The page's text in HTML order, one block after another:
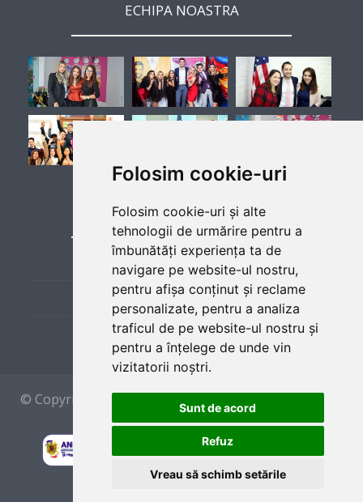
Folosim cookie-uri
Folosim cookie-uri și alte
tehnologii de urmărire pentru a
îmbunătăți experiența ta de
navigare pe website-ul nostru,
pentru afișa conținut și reclame
personalizate, pentru a analiza
traficul de pe website-ul nostru și
pentru a înțelege de unde vin
vizitatorii noștri.
Sunt de acord
Refuz
Vreau să schimb setările
Different, 30 Apr, 15:38, Bucuresti
Second Job
No
website)
A housekeeper maintains clean, sanitary, and organized
environments in residential or commercial settings (hotels,
offices, hospitals). Key duties include dusting, vacuuming,
mopping, sanitizing bathrooms, changing linens, doing
protocols, manage time efficiently, and report
maintenance issues.
ECHIPA NOASTRA
LINKURI UTILE
Cere Lista de Joburi
Prezentare Program
Sponsors and Partners
© Copyright 2012 by CAEPROMANIA - Made With
In București